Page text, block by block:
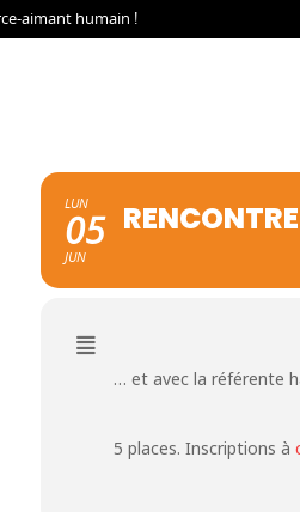
aimant humain !
LUN
05
JUN
… et avec la référente
5 places. Inscriptions à